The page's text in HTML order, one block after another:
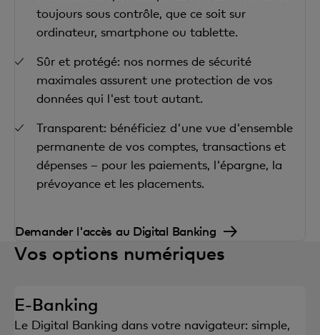
toujours sous contrôle, que ce soit sur
ordinateur, smartphone ou tablette.
Sûr et protégé: nos normes de sécurité
maximales assurent une protection de vos
données qui l'est tout autant.
Transparent: bénéficiez d'une vue d'ensemble
permanente de vos comptes, transactions et
dépenses – pour les paiements, l'épargne, la
prévoyance et les placements.
Demander l'accès au Digital Banking
Vos options numériques
E-Banking
Le Digital Banking dans votre navigateur: simple,